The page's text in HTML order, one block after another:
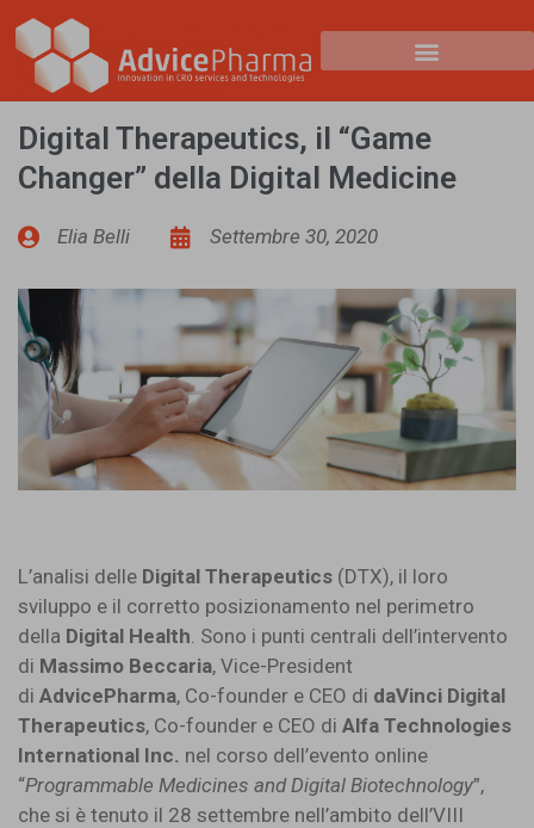
Digital Therapeutics, il “Game
Changer” della Digital Medicine
Elia Belli Settembre 30, 2020
L’analisi delle Digital Therapeutics (DTX), il loro
sviluppo e il corretto posizionamento nel perimetro
della Digital Health. Sono i punti centrali dell’intervento
di Massimo Beccaria, Vice-President
di AdvicePharma, Co-founder e CEO di daVinci Digital
Therapeutics, Co-founder e CEO di Alfa Technologies
International Inc. nel corso dell’evento online
“Programmable Medicines and Digital Biotechnology”,
che si è tenuto il 28 settembre nell’ambito dell’VIII